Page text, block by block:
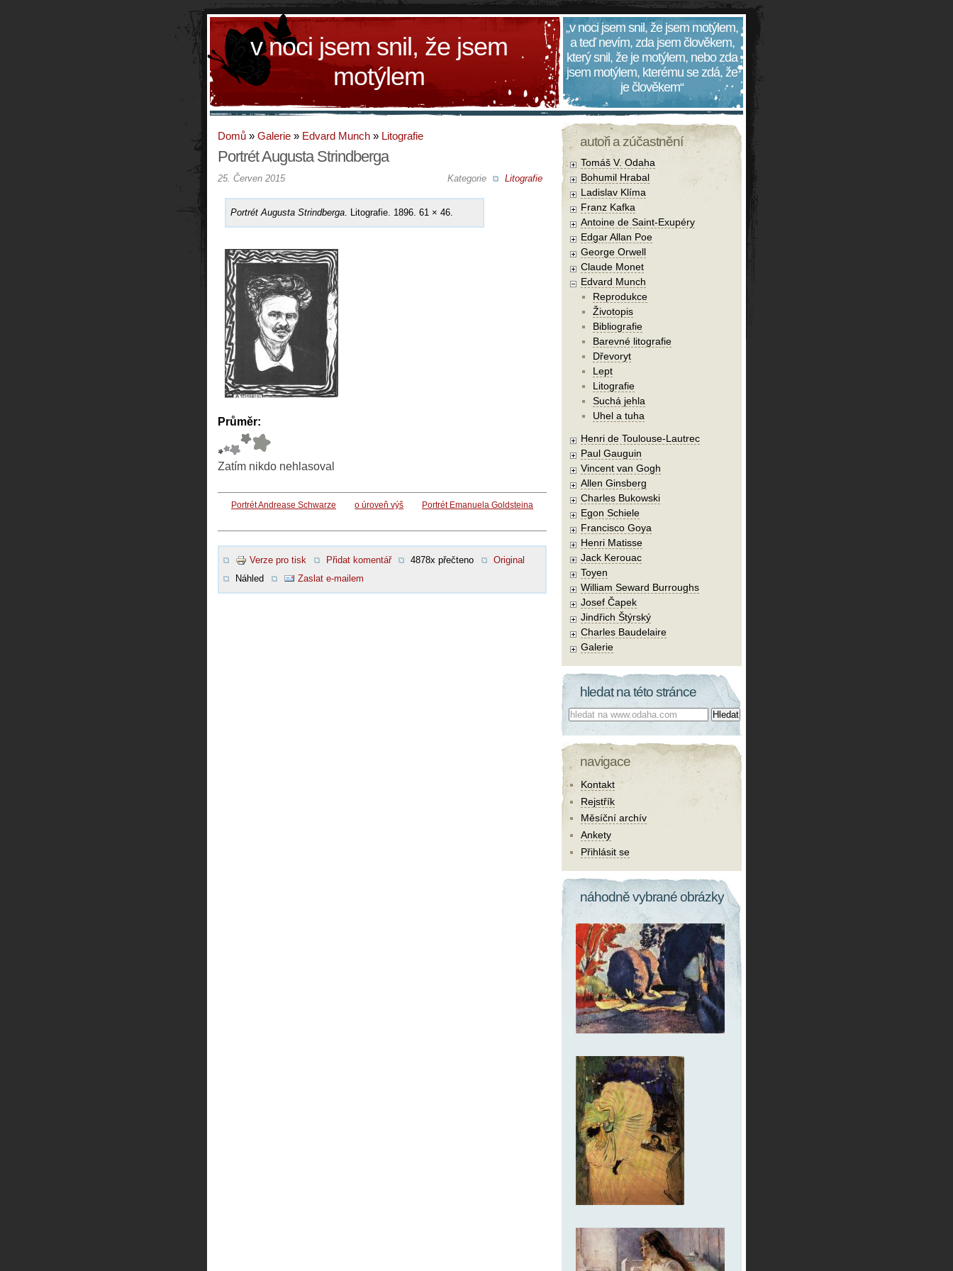
v noci jsem snil, že jsem
motýlem
„v noci jsem snil, že jsem motýlem,
a teď nevím, zda jsem člověkem,
který snil, že je motýlem, nebo zda
jsem motýlem, kterému se zdá, že
je člověkem“
Domů » Galerie » Edvard Munch » Litografie
Portrét Augusta Strindberga
Kategorie Litografie
25. Červen 2015
Portrét Augusta Strindberga . Litografie. 1896. 61 × 46.
Průměr:
Zatím nikdo nehlasoval
Portrét Andrease Schwarze o úroveň výš Portrét Emanuela Goldsteina
Verze pro tisk Přidat komentář 4878x přečteno
Original
Náhled
Zaslat e-mailem
autoři a zúčastnění
Tomáš V. Odaha
Bohumil Hrabal
Ladislav Klíma
Franz Kafka
Antoine de Saint-Exupéry
Edgar Allan Poe
George Orwell
Claude Monet
Edvard Munch
Reprodukce
Životopis
Bibliografie
Barevné litografie
Dřevoryt
Lept
Litografie
Suchá jehla
Uhel a tuha
Henri de Toulouse-Lautrec
Paul Gauguin
Vincent van Gogh
Allen Ginsberg
Charles Bukowski
Egon Schiele
Francisco Goya
Henri Matisse
Jack Kerouac
Toyen
William Seward Burroughs
Josef Čapek
Jindřich Štýrský
Charles Baudelaire
Galerie
hledat na této stránce
Co hledat:
navigace
Kontakt
Rejstřík
Měsíční archív
Ankety
Přihlásit se
náhodně vybrané obrázky